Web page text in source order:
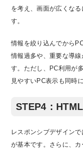
を考え、画面が広くな
す。
情報を絞り込んでから
情報過多や、重要な導
す。ただし、PC利用が
見やすいPC表示も同時
STEP4：
レスポンシブデザイン
が基本です。さらに、